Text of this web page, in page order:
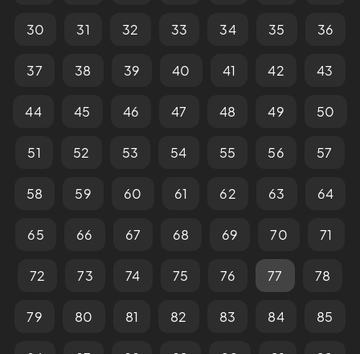
30 31 32 33 34 35 36
37 38 39 40 41 42 43
44 45 46 47 48 49 50
51 52 53 54 55 56 57
58 59 60 61 62 63 64
65 66 67 68 69 70 71
72 73 74 75 76 77 78
79 80 81 82 83 84 85